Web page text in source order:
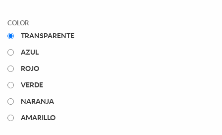
COLOR
TRANSPARENTE
AZUL
ROJO
VERDE
NARANJA
AMARILLO